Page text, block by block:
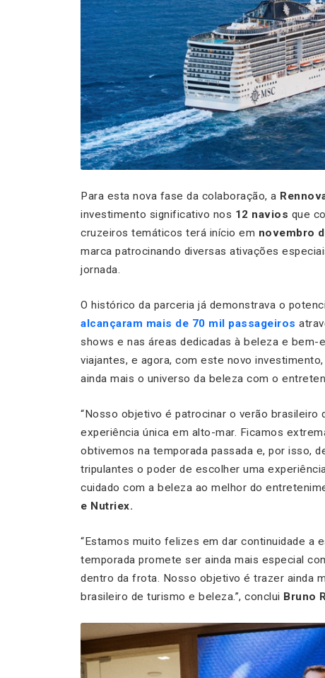
Para esta nova fase da colaboração, a
investimento significativo nos 12 navios que
cruzeiros temáticos terá início em novembro
marca patrocinando diversas ativações
jornada.
O histórico da parceria já demonstrava o
alcançaram mais de 70 mil passageiros
shows e nas áreas dedicadas à beleza e
viajantes, e agora, com este novo
ainda mais o universo da beleza com o
“Nosso objetivo é patrocinar o verão
experiência única em alto-mar. Ficamos
obtivemos na temporada passada e, por isso,
tripulantes o poder de escolher uma
cuidado com a beleza ao melhor do
e Nutriex.
“Estamos muito felizes em dar continuidade a
temporada promete ser ainda mais especial
dentro da frota. Nosso objetivo é trazer ainda
brasileiro de turismo e beleza.”, conclui Bruno